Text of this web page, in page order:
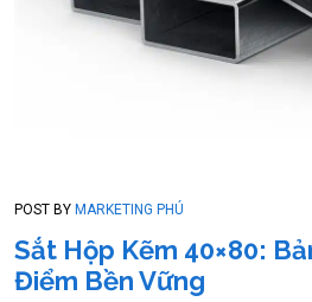
POST BY MARKETING PHÚ
Sắt Hộp Kẽm 40×80:
Điểm Bền Vững